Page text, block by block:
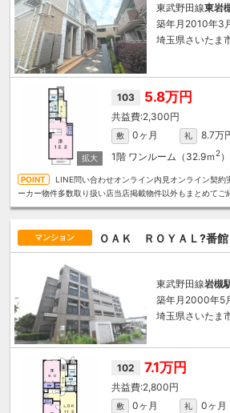
東武野田線東岩
築年月2010年3
埼玉県さいたま
103 5.8万円
2,300円
敷 0ヶ月 礼
8.7万
1階 ワンルーム（32.9ｍ 2）
LINE問い合わせオンライン内見オンライン契約
ーカー物件多数取り扱い店当店掲載物件以外もまとめてご
マンション ＯＡＫ ＲＯＹＡＬ?番館
東武野田線岩槻
築年月2000年5
埼玉県さいたま
102 7.1万円
2,800円
敷 0ヶ月 礼
0ヶ月